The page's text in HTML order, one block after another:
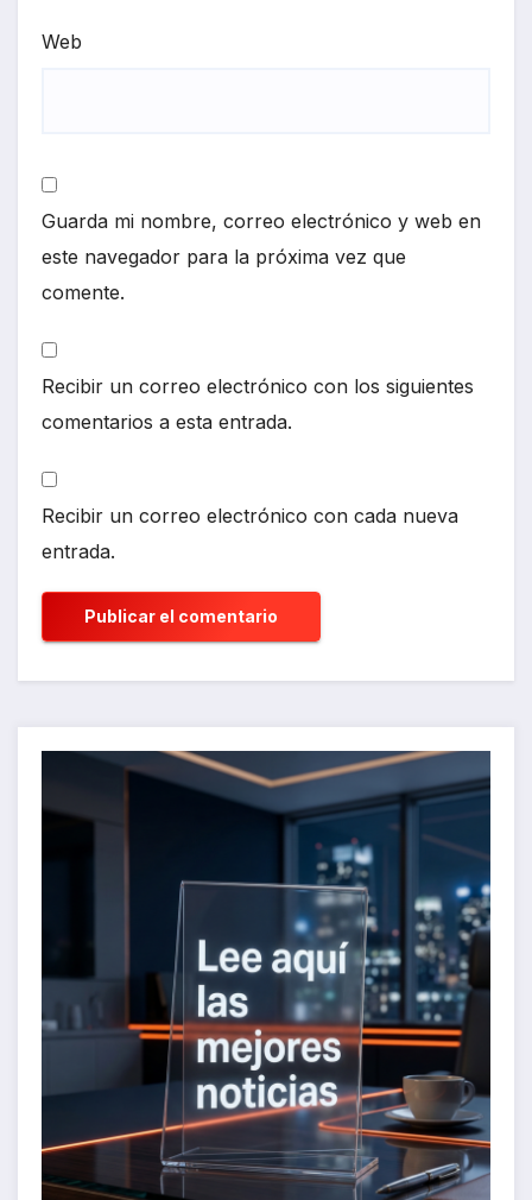
Web
Guarda mi nombre, correo electrónico y web en
este navegador para la próxima vez que
comente.
Recibir un correo electrónico con los siguientes
comentarios a esta entrada.
Recibir un correo electrónico con cada nueva
entrada.